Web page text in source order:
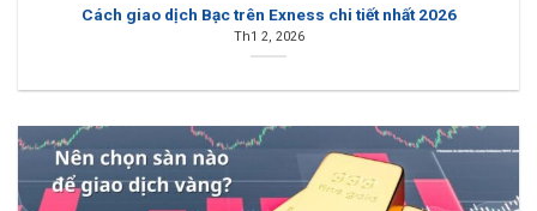
Cách giao dịch Bạc trên Exness chi tiết nhất 2026
Th1 2, 2026